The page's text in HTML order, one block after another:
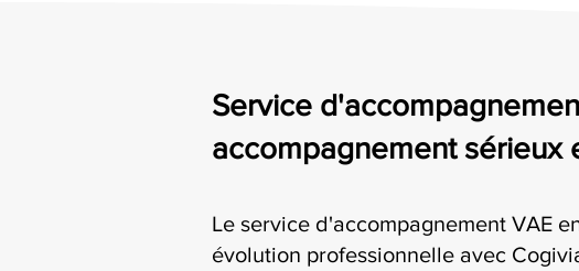
Service
accompagnement sérieux
Le service d'accompagnement VAE
évolution professionnelle avec